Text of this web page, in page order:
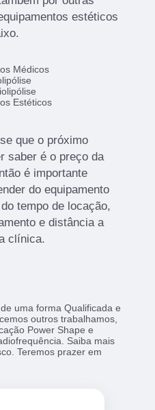
estéticos
Médicos
Estéticos
que o próximo
saber é o preço da
é importante
do equipamento
tempo de locação,
e distância a
clínica.
uma forma Qualificada e
outros trabalhamos,
Power Shape e
Saiba mais
Teremos prazer em